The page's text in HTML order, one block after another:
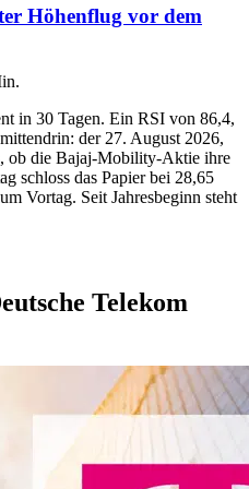
Höhenflug vor dem
in 30 Tagen. Ein RSI von 86,4,
der 27. August 2026,
ob die Bajaj-Mobility-Aktie ihre
schloss das Papier bei 28,65
Vortag. Seit Jahresbeginn steht
Telekom